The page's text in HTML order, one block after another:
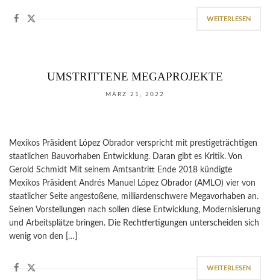
WEITERLESEN
UMSTRITTENE MEGAPROJEKTE
MÄRZ 21, 2022
Mexikos Präsident López Obrador verspricht mit prestigeträchtigen
staatlichen Bauvorhaben Entwicklung. Daran gibt es Kritik. Von
Gerold Schmidt Mit seinem Amtsantritt Ende 2018 kündigte
Mexikos Präsident Andrés Manuel López Obrador (AMLO) vier von
staatlicher Seite angestoßene, milliardenschwere Megavorhaben an.
Seinen Vorstellungen nach sollen diese Entwicklung, Modernisierung
und Arbeitsplätze bringen. Die Rechtfertigungen unterscheiden sich
wenig von den […]
WEITERLESEN